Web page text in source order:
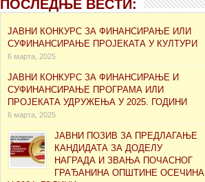
ПОСЛЕДЊЕ ВЕСТИ:
ЈАВНИ КОНКУРС ЗА ФИНАНСИРАЊЕ ИЛИ
СУФИНАНСИРАЊЕ ПРОЈЕКАТА У КУЛТУРИ
6 марта, 2025
ЈАВНИ КОНКУРС ЗА ФИНАНСИРАЊЕ И
СУФИНАНСИРАЊЕ ПРОГРАМА ИЛИ
ПРОЈЕКАТА УДРУЖЕЊА У 2025. ГОДИНИ
6 марта, 2025
ЈАВНИ ПОЗИВ ЗА ПРЕДЛАГАЊЕ
КАНДИДАТА ЗА ДОДЕЛУ
НАГРАДА И ЗВАЊА ПОЧАСНОГ
ГРАЂАНИНА ОПШТИНЕ ОСЕЧИНА